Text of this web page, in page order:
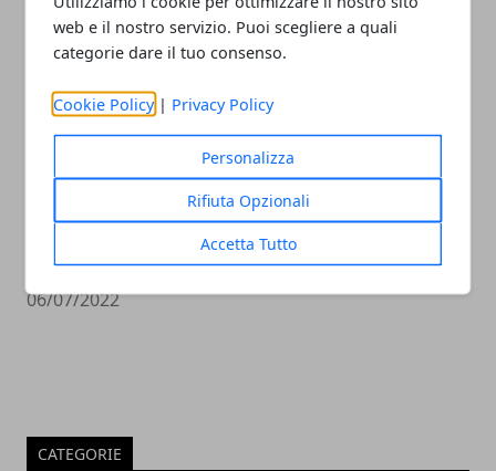
web e il nostro servizio. Puoi scegliere a quali
categorie dare il tuo consenso.
Cookie Policy | Privacy Policy
Personalizza
Rifiuta Opzionali
Accetta Tutto
Il remake di Lollipop Chainsaw sarà
pronto per il 2023
06/07/2022
CATEGORIE